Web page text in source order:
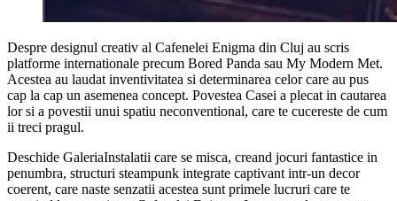
Despre designul creativ al Cafenelei Enigma din Cluj au scris
platforme internationale precum Bored Panda sau My Modern Met.
Acestea au laudat inventivitatea si determinarea celor care au pus
cap la cap un asemenea concept. Povestea Casei a plecat in cautarea
lor si a povestii unui spatiu neconventional, care te cucereste de cum
ii treci pragul.
Deschide GaleriaInstalatii care se misca, creand jocuri fantastice in
penumbra, structuri steampunk integrate captivant intr-un decor
coerent, care naste senzatii acestea sunt primele lucruri care te